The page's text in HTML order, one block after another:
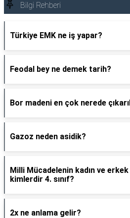
Bilgi Rehberi
Türkiye EMK ne iş yapar?
Feodal bey ne demek tarih?
Bor madeni en çok nerede
Gazoz neden asidik?
Milli Mücadelenin kadın ve
kimlerdir 4. sınıf?
2x ne anlama gelir?